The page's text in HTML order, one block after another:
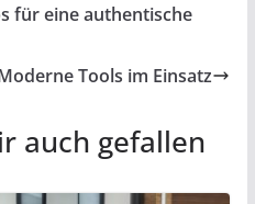
für eine authentische
Tools im Einsatz
auch gefallen